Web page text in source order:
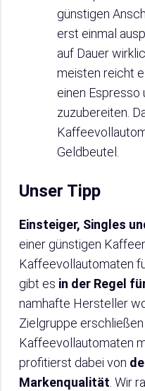
günstigen
erst einmal
auf Dauer
meisten reicht
einen Espresso
zuzubereiten.
Geldbeutel.
Unser Tipp
Einsteiger, Singles
einer günstigen
Kaffeevollautomaten
gibt es in der Regel
namhafte Hersteller
Zielgruppe
Kaffeevollautomaten
profitierst dabei von
Markenqualität . Wir